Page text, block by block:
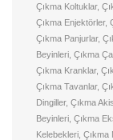
Çıkma Koltuklar,
Çıkma Enjektörler,
Çıkma Panjurlar,
Beyinleri, Çıkma
Çıkma Kranklar,
Çıkma Tavanlar,
Dingiller, Çıkma
Beyinleri, Çıkma
Kelebekleri, Çıkma